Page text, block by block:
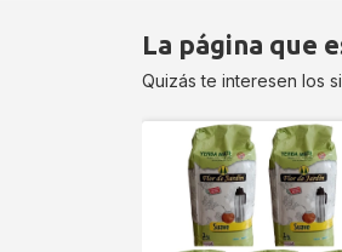
La página que
Quizás te interesen los